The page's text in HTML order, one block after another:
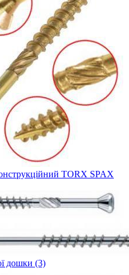
TORX SPAX
дошки (3)